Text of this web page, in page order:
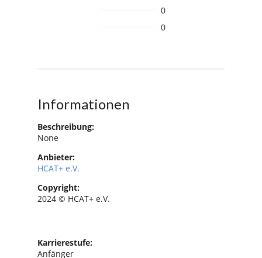
0
0
Informationen
Beschreibung:
None
Anbieter:
HCAT+ e.V.
Copyright:
2024 © HCAT+ e.V.
Karrierestufe:
Anfänger